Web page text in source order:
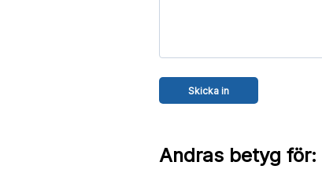
Andras betyg för: